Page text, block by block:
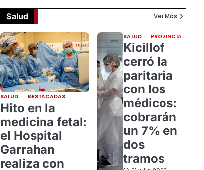
Salud Ver Más
SALUD DESTACADAS
Hito en la
medicina fetal:
el Hospital
Garrahan
realiza con
SALUD PROVINCIA
Kicillof
cerró la
paritaria
con los
médicos:
cobrarán
un 7% en
dos
tramos